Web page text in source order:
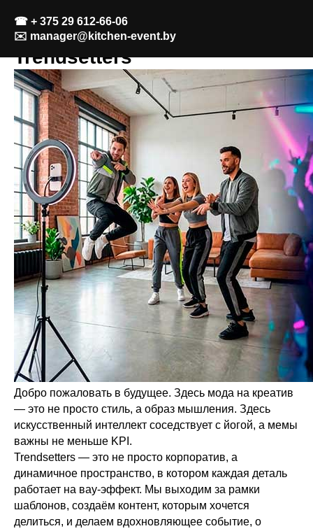
☎ + 375 29 612-66-06
✉️ manager@kitchen-event.by
Trendsetters
Добро пожаловать в будущее. Здесь мода на креатив
— это не просто стиль, а образ мышления. Здесь
искусственный интеллект соседствует с йогой, а мемы
важны не меньше KPI.
Trendsetters — это не просто корпоратив, а
динамичное пространство, в котором каждая деталь
работает на вау-эффект. Мы выходим за рамки
шаблонов, создаём контент, которым хочется
делиться, и делаем вдохновляющее событие, о